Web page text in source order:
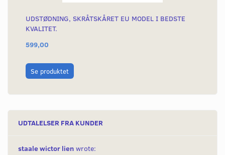
UDSTØDNING, SKRÅTSKÅRET EU MODEL I BEDSTE
KVALITET.
599,00
Se produktet
UDTALELSER FRA KUNDER
staale wictor lien wrote: